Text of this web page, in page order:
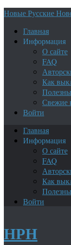
Новые Русские
Главная
Информация
О сайте
FAQ
Как
Свежие
Войти
Главная
Информация
О сайте
FAQ
Как
Войти
НРН